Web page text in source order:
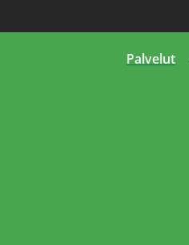
Palvelut